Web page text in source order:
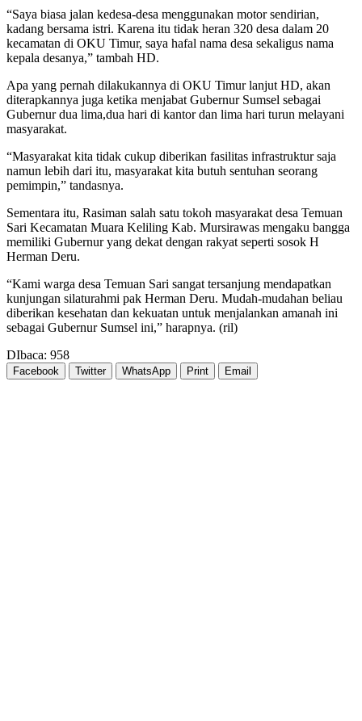
“Saya biasa jalan kedesa-desa menggunakan motor sendirian,
kadang bersama istri. Karena itu tidak heran 320 desa dalam 20
kecamatan di OKU Timur, saya hafal nama desa sekaligus nama
kepala desanya,” tambah HD.
Apa yang pernah dilakukannya di OKU Timur lanjut HD, akan
diterapkannya juga ketika menjabat Gubernur Sumsel sebagai
Gubernur dua lima,dua hari di kantor dan lima hari turun melayani
masyarakat.
“Masyarakat kita tidak cukup diberikan fasilitas infrastruktur saja
namun lebih dari itu, masyarakat kita butuh sentuhan seorang
pemimpin,” tandasnya.
Sementara itu, Rasiman salah satu tokoh masyarakat desa Temuan
Sari Kecamatan Muara Keliling Kab. Mursirawas mengaku bangga
memiliki Gubernur yang dekat dengan rakyat seperti sosok H
Herman Deru.
“Kami warga desa Temuan Sari sangat tersanjung mendapatkan
kunjungan silaturahmi pak Herman Deru. Mudah-mudahan beliau
diberikan kesehatan dan kekuatan untuk menjalankan amanah ini
sebagai Gubernur Sumsel ini,” harapnya. (ril)
DIbaca: 958
Facebook Twitter WhatsApp Print Email